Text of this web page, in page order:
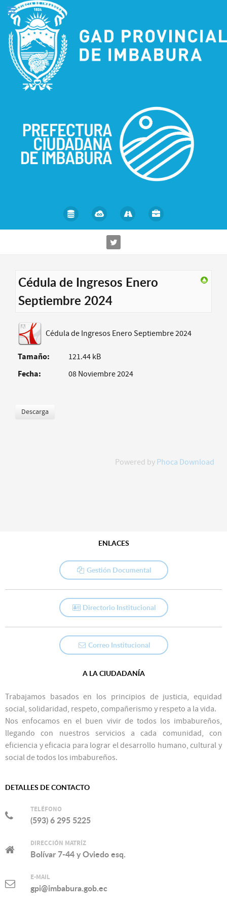
Cédula de Ingresos Enero
Septiembre 2024
Cédula de Ingresos Enero Septiembre 2024
Tamaño:
121.44 kB
Fecha:
08 Noviembre 2024
Powered by Phoca Download
ENLACES
Gestión Documental
Directorio Institucional
Correo Institucional
A LA CIUDADANÍA
Trabajamos basados en los principios de justicia, equidad
social, solidaridad, respeto, compañerismo y respeto a la vida.
Nos enfocamos en el buen vivir de todos los imbabureños,
llegando con nuestros servicios a cada comunidad, con
eficiencia y eficacia para lograr el desarrollo humano, cultural y
social de todos los imbabureños.
DETALLES DE CONTACTO
TELÉFONO
(593) 6 295 5225
DIRECCIÓN MATRÍZ
Bolívar 7-44 y Oviedo esq.
E-MAIL
gpi@imbabura.gob.ec